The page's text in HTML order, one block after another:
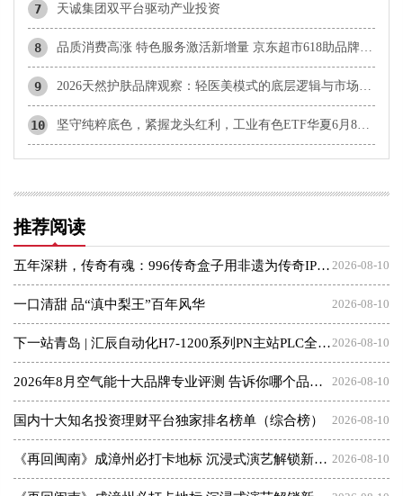
7 天诚集团双平台驱动产业投资
8
9
10
推荐阅读
2026-08-10
五年深耕，传奇有魂：996传奇盒子用非遗为传奇IP注入文化温度
2026-08-10
一口清甜 品“滇中梨王”百年风华
2026-08-10
下一站青岛 | 汇辰自动化H7-1200系列PN主站PLC全国巡展南京站圆满举办！
2026-08-10
2026年8月空气能十大品牌专业评测 告诉你哪个品牌更值得选
2026-08-10
国内十大知名投资理财平台独家排名榜单（综合榜）
2026-08-10
《再回闽南》成漳州必打卡地标 沉浸式演艺解锁新体验